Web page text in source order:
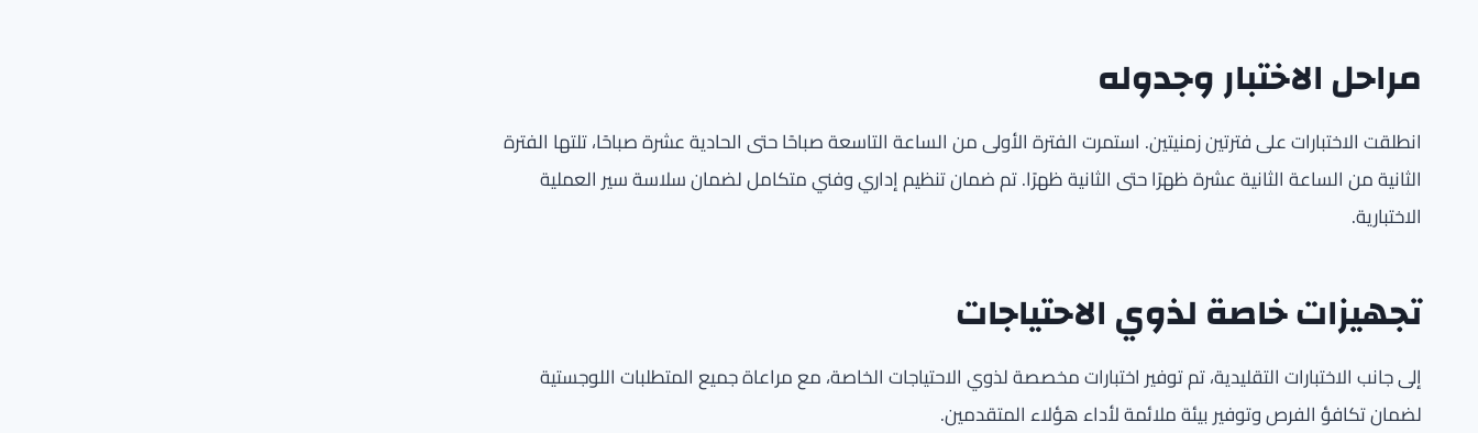
مراحل الاختبار وجدوله
انطلقت الاختبارات على فترتين زمنيتين. استمرت الفترة الأولى من الساعة التاسعة صباحًا حتى الحادية عشرة صباحًا، تلتها الفترة
الثانية من الساعة الثانية عشرة ظهرًا حتى الثانية ظهرًا. تم ضمان تنظيم إداري وفني متكامل لضمان سلاسة سير العملية
الاختبارية.
تجهيزات خاصة لذوي الاحتياجات
إلى جانب الاختبارات التقليدية، تم توفير اختبارات مخصصة لذوي الاحتياجات الخاصة، مع مراعاة جميع المتطلبات اللوجستية
لضمان تكافؤ الفرص وتوفير بيئة ملائمة لأداء هؤلاء المتقدمين.